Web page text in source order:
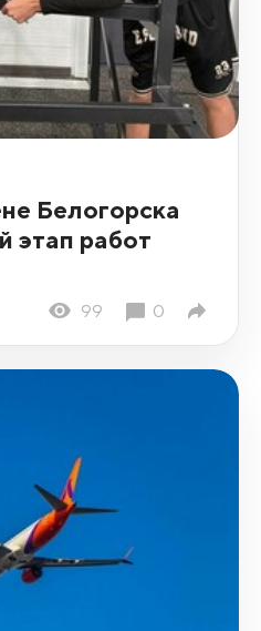
Белогорска
этап работ
99 0